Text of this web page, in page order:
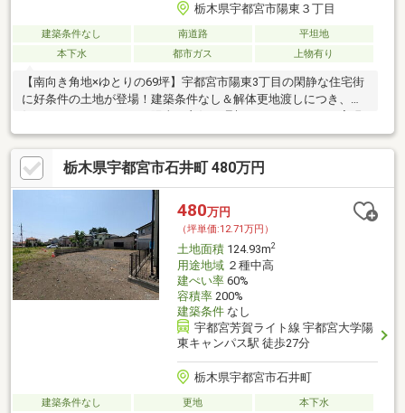
栃木県宇都宮市陽東３丁目
建築条件なし 南道路
平坦地
本下水
都市ガス 上物有り
【南向き角地×ゆとりの69坪】宇都宮市陽東3丁目の閑静な住宅街
に好条件の土地が登場！建築条件なし＆解体更地渡しにつき、お
いただけます。
栃木県宇都宮市石井町 480万円
480万円
（坪単価:12.71万円）
土地面積124.93m2
用途地域２種中高
建ぺい率60%
容積率200%
建築条件なし
宇都宮芳賀ライト線 宇都宮大学陽
東キャンパス駅 徒歩27分
栃木県宇都宮市石井町
建築条件なし 更地 本下水